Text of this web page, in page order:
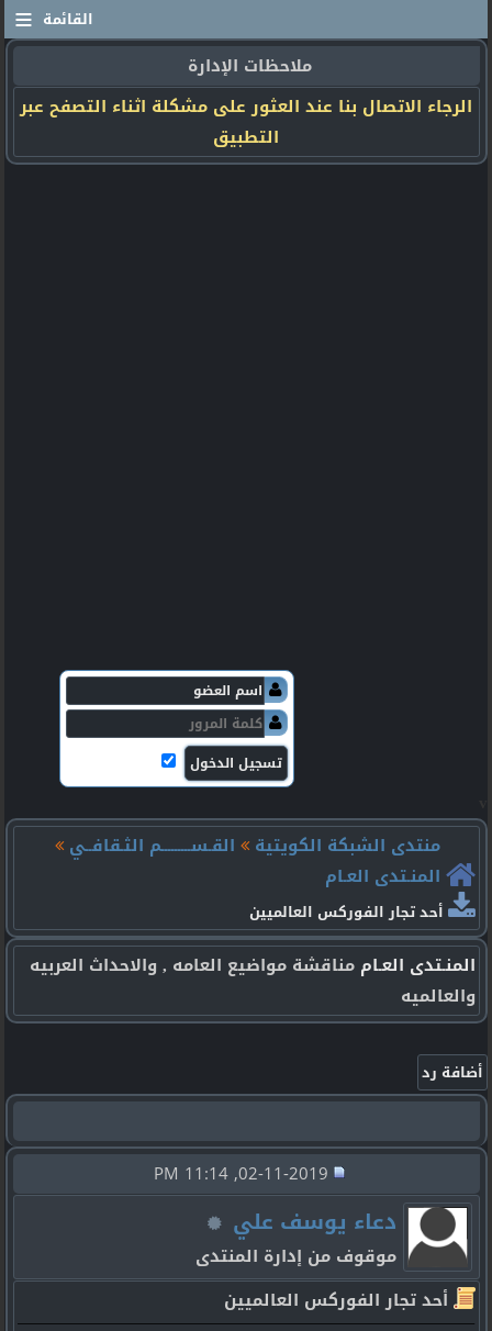
≡ القائمة
ملاحظات الإدارة
الرجاء الاتصال بنا عند العثور على مشكلة اثناء التصفح عبر
التطبيق
منتدى الشبكة الكويتية
القـســـــــــم الثـقافــي
المنـتدى العـام
أحد تجار الفوركس العالميين
المنـتدى العـام مناقشة مواضيع العامه , والاحداث العربيه
والعالميه
دعاء يوسف علي
موقوف من إدارة المنتدى
أحد تجار الفوركس العالميين